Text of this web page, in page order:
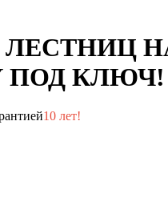
ПОД КЛЮЧ!
10 лет!